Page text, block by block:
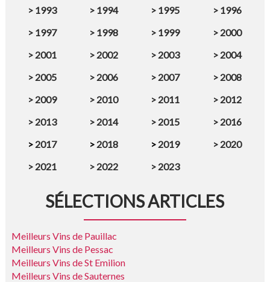
> 1993 > 1994 > 1995 > 1996
> 1997 > 1998 > 1999 > 2000
> 2001 > 2002 > 2003 > 2004
> 2005 > 2006 > 2007 > 2008
> 2009 > 2010 > 2011 > 2012
> 2013 > 2014 > 2015 > 2016
>2017 >2018 > 2019 > 2020
> 2021 > 2022 > 2023
SÉLECTIONS ARTICLES
Meilleurs Vins de Pauillac
Meilleurs Vins de Pessac
Meilleurs Vins de St Emilion
Meilleurs Vins de Sauternes